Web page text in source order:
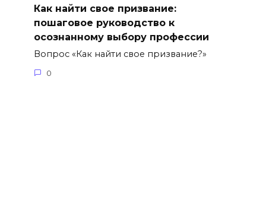
Как найти свое призвание:
пошаговое руководство к
осознанному выбору профессии
Вопрос «Как найти свое призвание?»
0